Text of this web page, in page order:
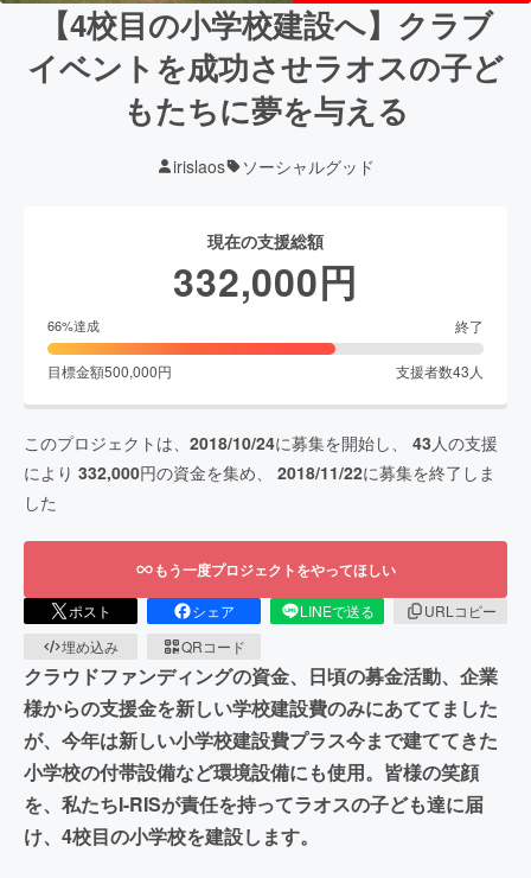
【4校目の小学校建設へ】クラブ
イベントを成功させラオスの子ど
もたちに夢を与える
irislaos ソーシャルグッド
現在の支援総額
332,000円
66%達成 終了
目標金額500,000円 支援者数43 人
このプロジェクトは、 2018/10/24に募集を開始し、 43 人の支援
により 332,000円の資金を集め、 2018/11/22に募集を終了しま
した
もう一度プロジェクトをやってほしい
ポスト シェア LINEで送る
URLコピー
埋め込み
QRコード
クラウドファンディングの資金、日頃の募金活動、企業
様からの支援金を新しい学校建設費のみにあててました
が、今年は新しい小学校建設費プラス今まで建ててきた
小学校の付帯設備など環境設備にも使用。皆様の笑顔
を、私たちI-RISが責任を持ってラオスの子ども達に届
け、4校目の小学校を建設します。